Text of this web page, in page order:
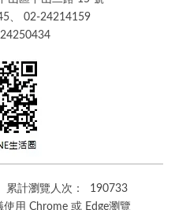
、 02-24214159
累計瀏覽人次：
190733
用 Chrome 或 Edge瀏覽